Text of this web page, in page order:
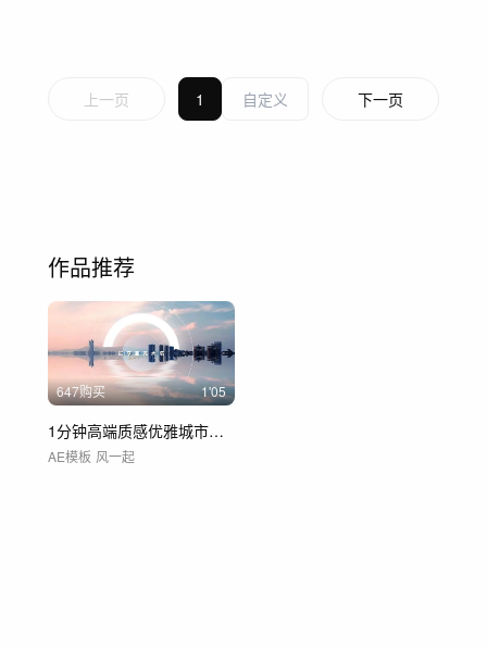
上一页 1 下一页
作品推荐
647购买 1'05
1分钟高端质感优雅城市地产广告
AE模板 风一起